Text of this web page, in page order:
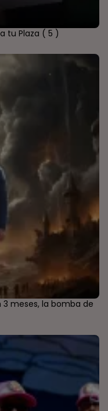
tu Plaza ( 5 )
meses, la bomba de